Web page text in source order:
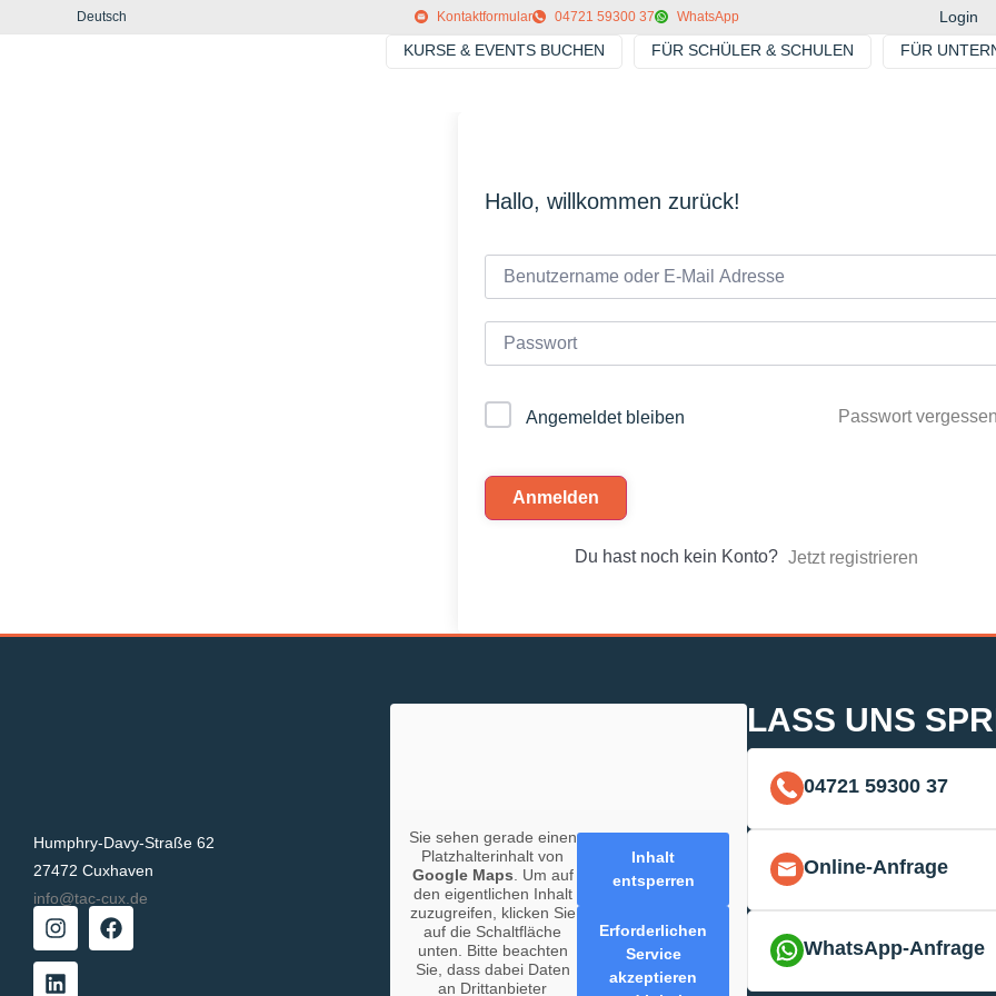
Deutsch Kontaktformular 04721 59300 37 WhatsApp
Login
KURSE & EVENTS BUCHEN
FÜR SCHÜLER & SCHULEN FÜR
Hallo, willkommen zurück!
Angemeldet bleiben Passwort
Anmelden
Du hast noch kein Konto? Jetzt registrieren
Humphry-Davy-Straße 62
27472 Cuxhaven
info@tac-cux.de
Sie sehen gerade einen
Platzhalterinhalt von
Google Maps . Um auf
den eigentlichen Inhalt
zuzugreifen, klicken Sie
auf die Schaltfläche
unten. Bitte beachten
Sie, dass dabei Daten
an Drittanbieter
Inhalt
entsperren
Erforderlichen
Service
akzeptieren
LASS UNS
04721 59300 37
Online-Anfrage
WhatsApp-Anfrage